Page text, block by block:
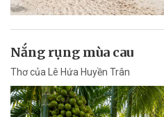
Nắng rụng mùa cau
Thơ của Lê Hứa Huyền Trân